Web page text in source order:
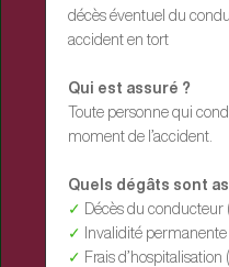
décès éventuel du
accident en tort
Qui est assuré ?
Toute personne qui
moment de l’accident.
Quels dégâts sont
✓
Décès du conducteur
✓
Invalidité permanente
✓ Frais d’hospitalisation